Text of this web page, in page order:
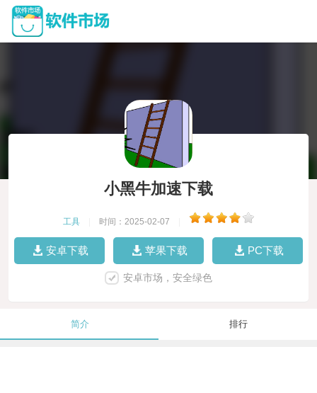
小黑牛加速下载
工具 时间：2025-02-07
安卓下载 苹果下载 PC下载
安卓市场，安全绿色
简介 排行